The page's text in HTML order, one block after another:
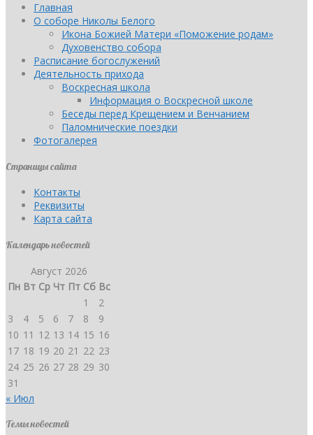
Главная
О соборе Николы Белого
Икона Божией Матери «Поможение родам»
Духовенство собора
Расписание богослужений
Деятельность прихода
Воскресная школа
Информация о Воскресной школе
Беседы перед Крещением и Венчанием
Паломнические поездки
Фотогалерея
Страницы сайта
Контакты
Реквизиты
Карта сайта
Календарь новостей
Август 2026
Пн Вт Ср Чт Пт Сб Вс
1
2
3
4 5 6 7 8
9
10 11 12 13 14 15 16
17 18 19 20 21 22 23
24 25 26 27 28 29 30
31
« Июл
Темы новостей